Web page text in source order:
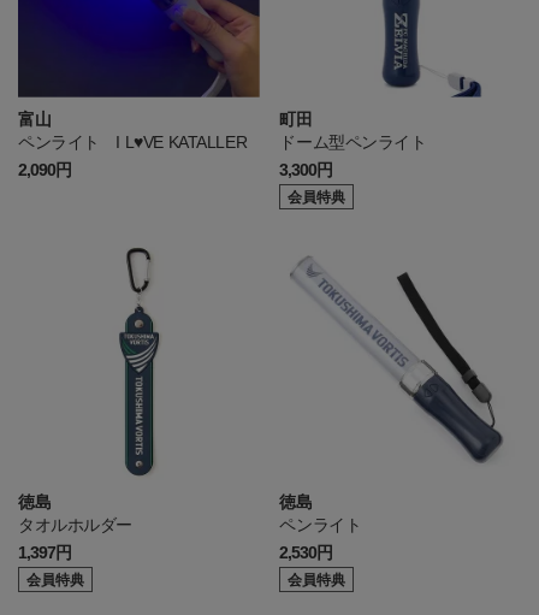
富山
ペンライト I L♥VE KATALLER
2,090円
町田
ドーム型ペンライト
3,300円
会員特典
徳島
タオルホルダー
1,397円
会員特典
徳島
ペンライト
2,530円
会員特典